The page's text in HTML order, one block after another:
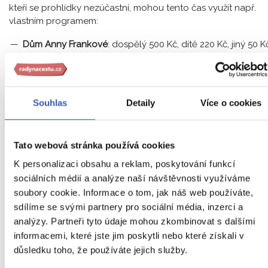
Souhlas Detaily Více o cookies
Tato webová stránka používá cookies
K personalizaci obsahu a reklam, poskytování funkcí
sociálních médií a analýze naší návštěvnosti využíváme
soubory cookie. Informace o tom, jak náš web používáte,
sdílíme se svými partnery pro sociální média, inzerci a
analýzy. Partneři tyto údaje mohou zkombinovat s dalšími
informacemi, které jste jim poskytli nebo které získali v
důsledku toho, že používáte jejich služby.
kteří se prohlídky nezúčastní, mohou tento čas využít např.
vlastním programem:
Dům Anny Frankové: dospělý 500 Kč, dítě 220 Kč, jiný 50
Fakultativní výlet do Keukenhofu
: dospělý 1 300 Kč, dítě
650 Kč
Podmínky pro přepravu
zavazadel